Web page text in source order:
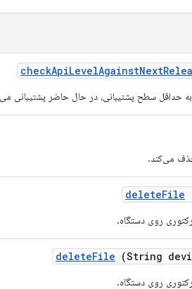
checkApiLevelAgainstNext
حداقل سطح پشتیبانی، در حال حاضر پشتیبانی
deleteFile
روی دستگاه.
deleteFile (String
روی دستگاه.